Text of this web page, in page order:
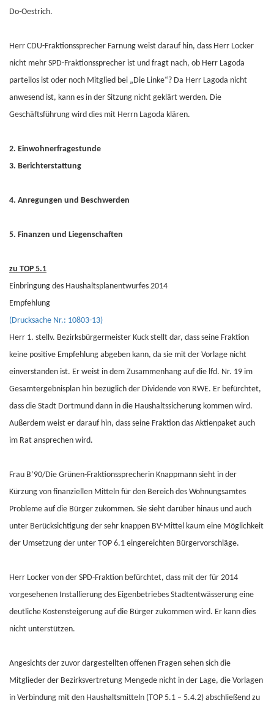
Do-Oestrich.
Herr CDU-Fraktionssprecher Farnung weist darauf hin, dass Herr Locker
nicht mehr SPD-Fraktionssprecher ist und fragt nach, ob Herr Lagoda
parteilos ist oder noch Mitglied bei „Die Linke“? Da Herr Lagoda nicht
anwesend ist, kann es in der Sitzung nicht geklärt werden. Die
Geschäftsführung wird dies mit Herrn Lagoda klären.
2. Einwohnerfragestunde
3. Berichterstattung
4. Anregungen und Beschwerden
5. Finanzen und Liegenschaften
zu TOP 5.1
Einbringung des Haushaltsplanentwurfes 2014
Empfehlung
(Drucksache Nr.: 10803-13)
Herr 1. stellv. Bezirksbürgermeister Kuck stellt dar, dass seine Fraktion
keine positive Empfehlung abgeben kann, da sie mit der Vorlage nicht
einverstanden ist. Er weist in dem Zusammenhang auf die lfd. Nr. 19 im
Gesamtergebnisplan hin bezüglich der Dividende von RWE. Er befürchtet,
dass die Stadt Dortmund dann in die Haushaltssicherung kommen wird.
Außerdem weist er darauf hin, dass seine Fraktion das Aktienpaket auch
im Rat ansprechen wird.
Frau B’90/Die Grünen-Fraktionssprecherin Knappmann sieht in der
Kürzung von finanziellen Mitteln für den Bereich des Wohnungsamtes
Probleme auf die Bürger zukommen. Sie sieht darüber hinaus und auch
unter Berücksichtigung der sehr knappen BV-Mittel kaum eine Möglichkeit
der Umsetzung der unter TOP 6.1 eingereichten Bürgervorschläge.
Herr Locker von der SPD-Fraktion befürchtet, dass mit der für 2014
vorgesehenen Installierung des Eigenbetriebes Stadtentwässerung eine
deutliche Kostensteigerung auf die Bürger zukommen wird. Er kann dies
nicht unterstützen.
Angesichts der zuvor dargestellten offenen Fragen sehen sich die
Mitglieder der Bezirksvertretung Mengede nicht in der Lage, die Vorlagen
in Verbindung mit den Haushaltsmitteln (TOP 5.1 – 5.4.2) abschließend zu